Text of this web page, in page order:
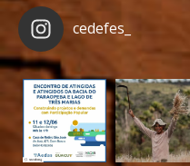
cedefes_